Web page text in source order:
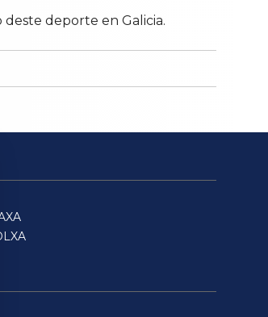
deporte en Galicia.